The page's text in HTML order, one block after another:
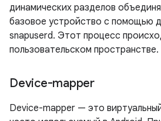
динамических разделов
базовое устройство с помощью
snapuserd. Этот процесс
пользовательском пространстве.
Device-mapper
Device-mapper — это